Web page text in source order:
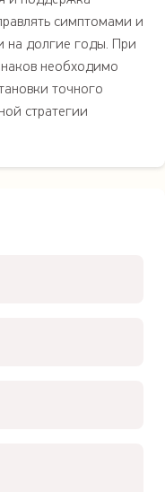
симптомами и
на долгие годы. При
необходимо
точного
стратегии